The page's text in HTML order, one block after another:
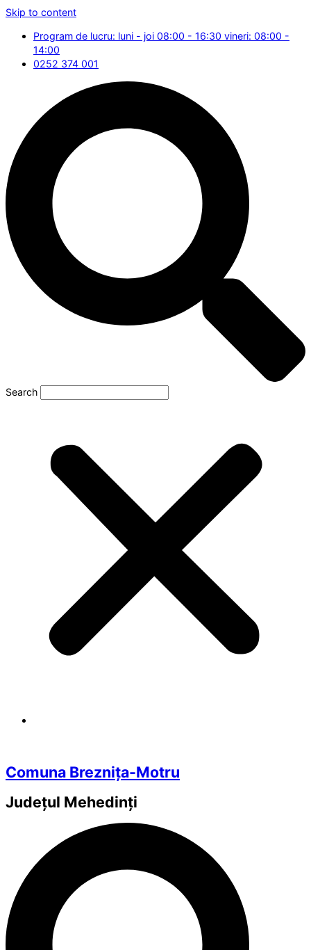
Skip to content
Program de lucru: luni - joi 08:00 - 16:30 vineri: 08:00 -
14:00
0252 374 001
Search
Comuna Breznița-Motru
Județul Mehedinți